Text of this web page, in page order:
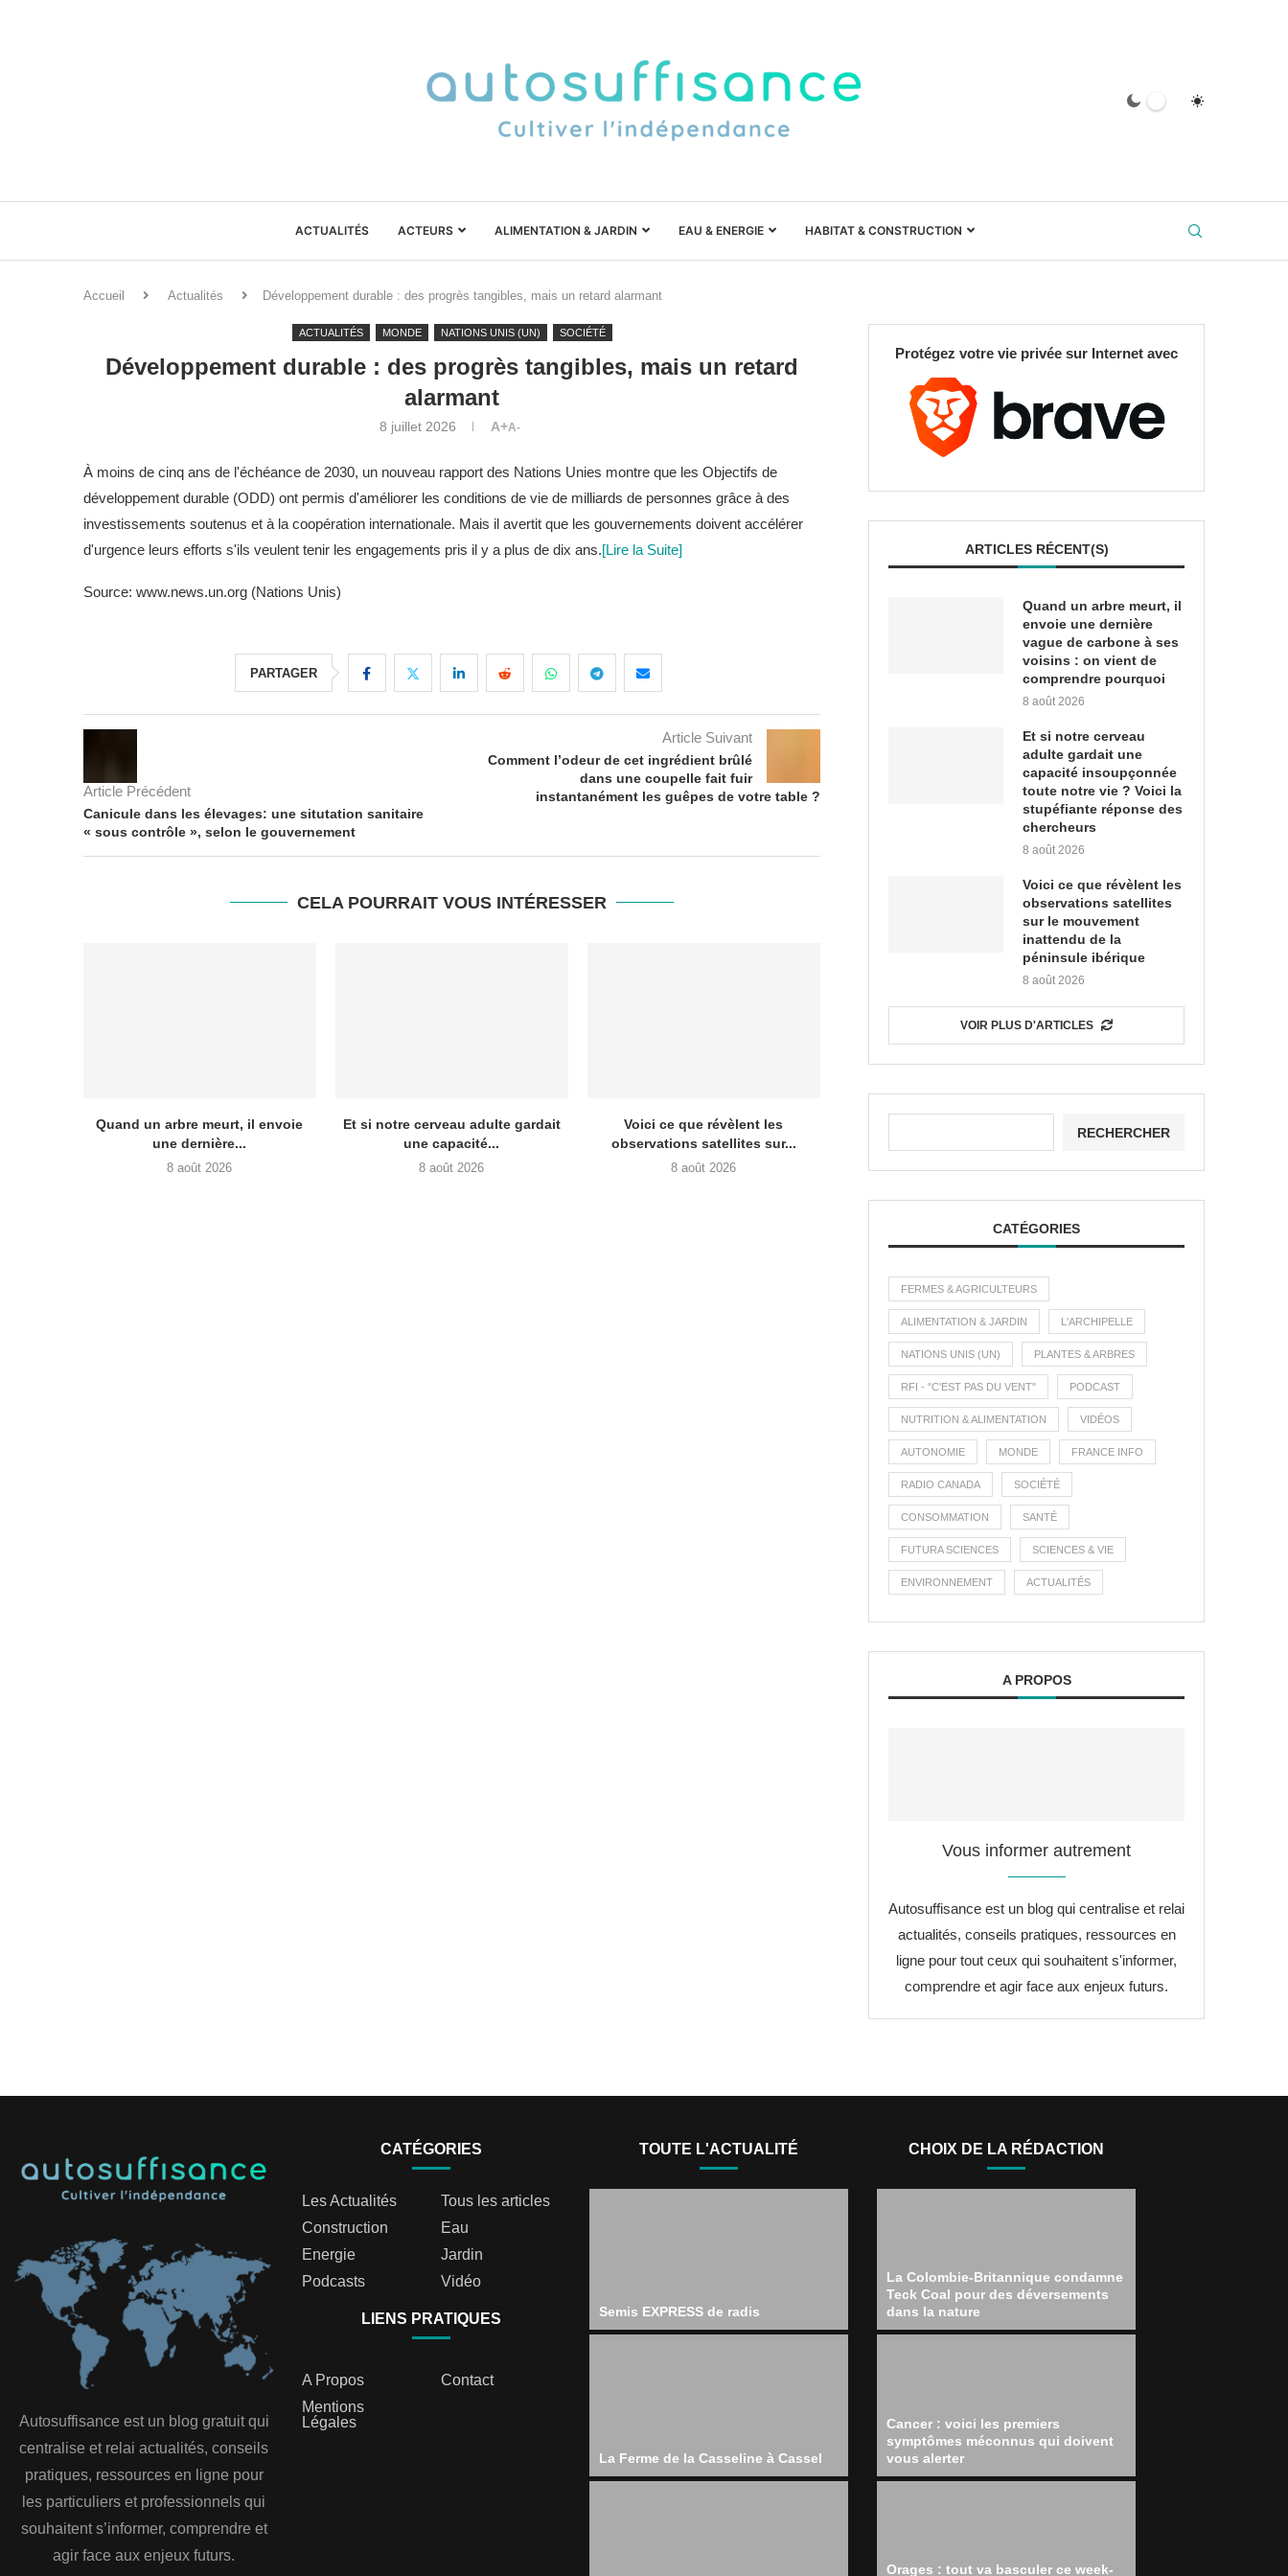
ACTUALITÉS ACTEURS ALIMENTATION & JARDIN EAU & ENERGIE HABITAT & CONSTRUCTION
Accueil Actualités Développement durable : des progrès tangibles, mais un retard alarmant
ACTUALITÉS MONDE NATIONS UNIS (UN) SOCIÉTÉ
Développement durable : des progrès tangibles, mais un retard
alarmant
8 juillet 2026 A+A-
À moins de cinq ans de l'échéance de 2030, un nouveau rapport des Nations Unies montre que les Objectifs de
développement durable (ODD) ont permis d'améliorer les conditions de vie de milliards de personnes grâce à des
investissements soutenus et à la coopération internationale. Mais il avertit que les gouvernements doivent accélérer
d'urgence leurs efforts s'ils veulent tenir les engagements pris il y a plus de dix ans.[Lire la Suite]
Source: www.news.un.org (Nations Unis)
PARTAGER
Article Précédent
Canicule dans les élevages: une situtation sanitaire
« sous contrôle », selon le gouvernement
Article Suivant
Comment l’odeur de cet ingrédient brûlé
dans une coupelle fait fuir
instantanément les guêpes de votre table ?
CELA POURRAIT VOUS INTÉRESSER
Quand un arbre meurt, il envoie
une dernière...
8 août 2026
Et si notre cerveau adulte gardait
une capacité...
8 août 2026
Voici ce que révèlent les
observations satellites sur...
8 août 2026
Protégez votre vie privée sur Internet avec
ARTICLES RÉCENT(S)
Quand un arbre meurt, il
envoie une dernière
vague de carbone à ses
voisins : on vient de
comprendre pourquoi
8 août 2026
Et si notre cerveau
adulte gardait une
capacité insoupçonnée
toute notre vie ? Voici la
stupéfiante réponse des
chercheurs
8 août 2026
Voici ce que révèlent les
observations satellites
sur le mouvement
inattendu de la
péninsule ibérique
8 août 2026
VOIR PLUS D'ARTICLES
RECHERCHER
CATÉGORIES
FERMES & AGRICULTEURS
ALIMENTATION & JARDIN L'ARCHIPELLE
NATIONS UNIS (UN) PLANTES & ARBRES
RFI - "C'EST PAS DU VENT" PODCAST
NUTRITION & ALIMENTATION VIDÉOS
AUTONOMIE MONDE FRANCE INFO
RADIO CANADA SOCIÉTÉ
CONSOMMATION SANTÉ
FUTURA SCIENCES SCIENCES & VIE
ENVIRONNEMENT ACTUALITÉS
A PROPOS
Vous informer autrement
Autosuffisance est un blog qui centralise et relai
actualités, conseils pratiques, ressources en
ligne pour tout ceux qui souhaitent s'informer,
comprendre et agir face aux enjeux futurs.
Autosuffisance est un blog gratuit qui
centralise et relai actualités, conseils
pratiques, ressources en ligne pour
les particuliers et professionnels qui
souhaitent s’informer, comprendre et
agir face aux enjeux futurs.
CATÉGORIES
Les Actualités
Tous les articles
Construction
Eau
Energie
Jardin
Podcasts
Vidéo
LIENS PRATIQUES
A Propos
Contact
Mentions
Légales
TOUTE L'ACTUALITÉ
Semis EXPRESS de radis
La Ferme de la Casseline à Cassel
CHOIX DE LA RÉDACTION
La Colombie-Britannique condamne
Teck Coal pour des déversements
dans la nature
Cancer : voici les premiers
symptômes méconnus qui doivent
vous alerter
Orages : tout va basculer ce week-